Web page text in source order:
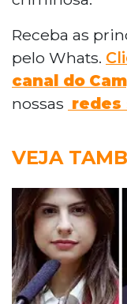
Receba as
pelo Whats.
canal do
nossas redes
VEJA